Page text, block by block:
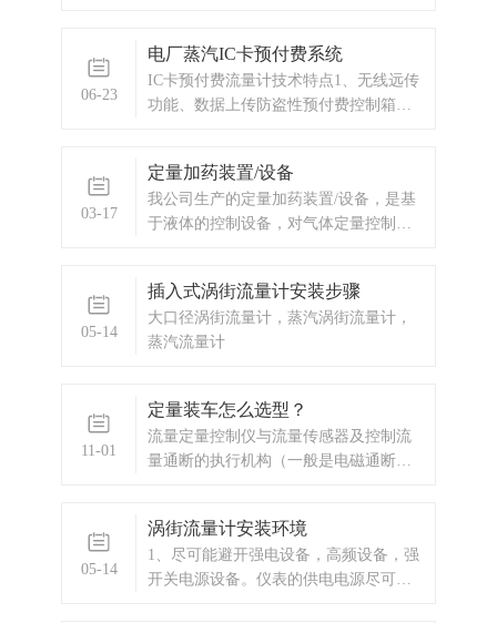
中运动会产生电动势，根据法拉第电磁
感应定律，电磁流量计产生的电信号与
液体的流速成正比，通过测量这个信号
06-23
电厂蒸汽IC卡预付费系统
IC卡预付费流量计技术特点1、无线远传
功能、数据上传防盗性预付费控制箱，
温度、压力、余额、阀门开度、箱门开
闭状态等信息上传到监控室的电脑。
03-17
定量加药装置/设备
我公司生产的定量加药装置/设备，是基
于液体的控制设备，对气体定量控制的
据介质的的形态选择何种传感器，一般
为液体涡轮流量计，椭圆齿轮流量计，
液体腰轮流量计，电磁流量计，涡街流
05-14
插入式涡街流量计安装步骤
大口径涡街流量计，蒸汽涡街流量计，
蒸汽流量计
11-01
定量装车怎么选型？
流量定量控制仪与流量传感器及控制流
量通断的执行机构（一般是电磁通断
频率脉冲输入型和流量变送信号输入型
两种供用户选择订购。
05-14
涡街流量计安装环境
1、尽可能避开强电设备，高频设备，强
开关电源设备。仪表的供电电源尽可能